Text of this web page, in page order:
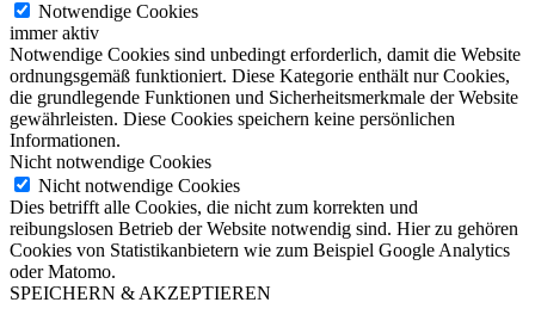
Notwendige Cookies
immer aktiv
Notwendige Cookies sind unbedingt erforderlich, damit die Website
ordnungsgemäß funktioniert. Diese Kategorie enthält nur Cookies,
die grundlegende Funktionen und Sicherheitsmerkmale der Website
gewährleisten. Diese Cookies speichern keine persönlichen
Informationen.
Nicht notwendige Cookies
Nicht notwendige Cookies
Dies betrifft alle Cookies, die nicht zum korrekten und
reibungslosen Betrieb der Website notwendig sind. Hier zu gehören
Cookies von Statistikanbietern wie zum Beispiel Google Analytics
oder Matomo.
SPEICHERN & AKZEPTIEREN